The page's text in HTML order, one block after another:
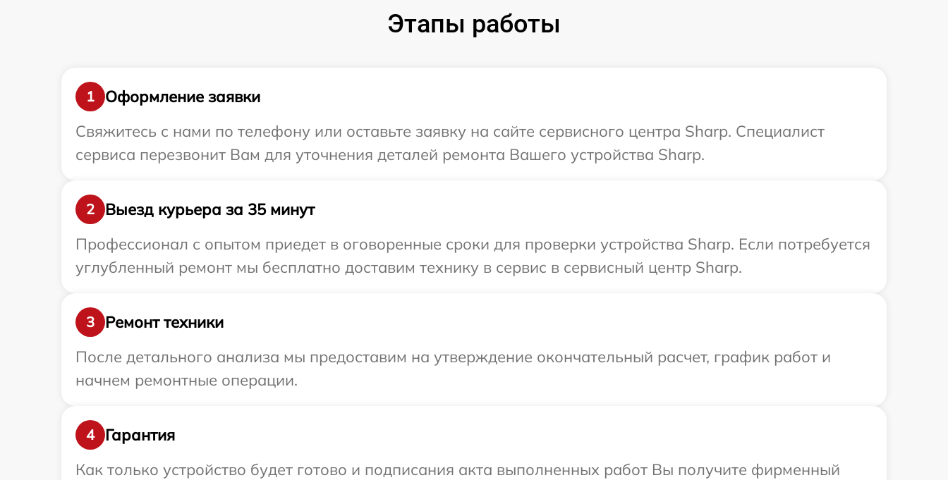
Этапы работы
1
Оформление заявки
Свяжитесь с нами по телефону или оставьте заявку на сайте сервисного центра Sharp. Специалист
сервиса перезвонит Вам для уточнения деталей ремонта Вашего устройства Sharp.
2
Выезд курьера за 35 минут
Профессионал с опытом приедет в оговоренные сроки для проверки устройства Sharp. Если потребуется
углубленный ремонт мы бесплатно доставим технику в сервис в сервисный центр Sharp.
3
Ремонт техники
После детального анализа мы предоставим на утверждение окончательный расчет, график работ и
начнем ремонтные операции.
4
Гарантия
Как только устройство будет готово и подписания акта выполненных работ Вы получите фирменный